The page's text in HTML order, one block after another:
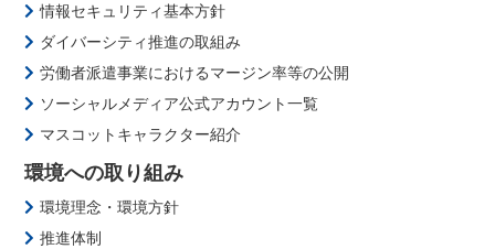
情報セキュリティ基本方針
ダイバーシティ推進の取組み
労働者派遣事業におけるマージン率等の公開
ソーシャルメディア公式アカウント一覧
マスコットキャラクター紹介
環境への取り組み
環境理念・環境方針
推進体制